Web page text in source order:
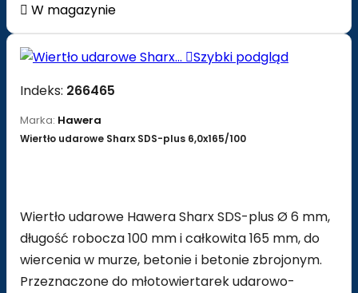
 W magazynie
Szybki podgląd
Indeks: 266465
Marka: Hawera
Wiertło udarowe Sharx SDS-plus 6,0x165/100
Wiertło udarowe Hawera Sharx SDS-plus Ø 6 mm,
długość robocza 100 mm i całkowita 165 mm, do
wiercenia w murze, betonie i betonie zbrojonym.
Przeznaczone do młotowiertarek udarowo-